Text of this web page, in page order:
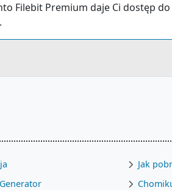
Filebit Premium daje Ci dostęp
Jak